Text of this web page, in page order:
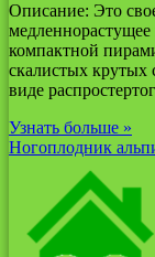
Описание: Это
медленнорастущее
компактной
скалистых крутых
виде
Узнать больше »
Ногоплодник